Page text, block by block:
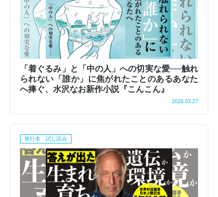
「着ぐるみ」と「中の人」への切実な愛──触れ
られない「誰か」に焦がれたことのあるあなた
へ捧ぐ、水沢なお新作小説『こんこん』
2026.03.27
単行本 試し読み